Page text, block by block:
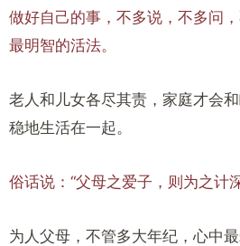
做好自己的事，不多说，不多问
最明智的活法。
老人和儿女各尽其责，家庭才会
稳地生活在一起。
俗话说：“父母之爱子，则为之计
为人父母，不管多大年纪，心中